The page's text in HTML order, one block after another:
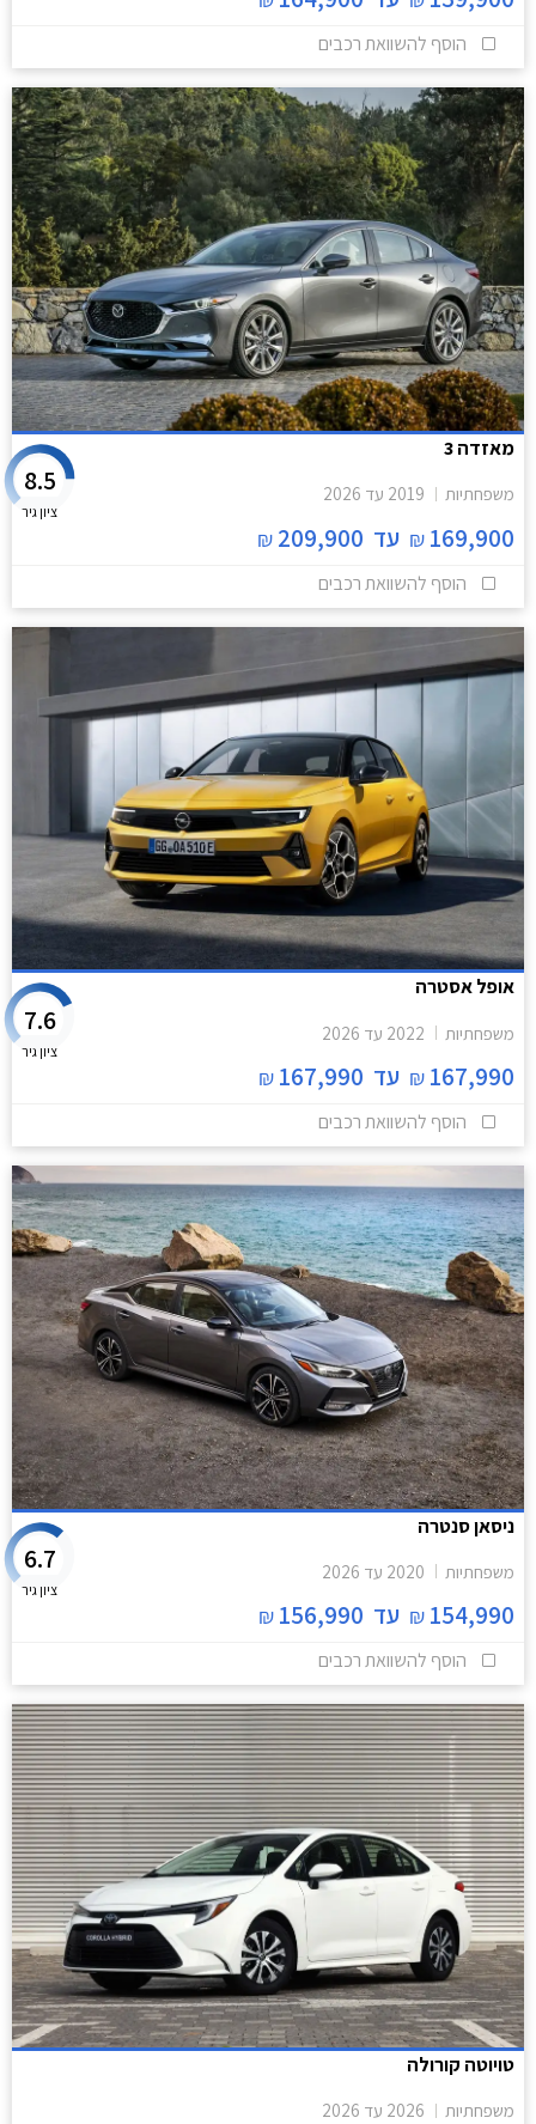
הוסף להשוואת רכבים
מאזדה 3
משפחתיות 2019 עד 2026
169,900
₪ עד 209,900
₪
8.5
ציון גיר
הוסף להשוואת רכבים
אופל אסטרה
משפחתיות 2022 עד 2026
167,990
₪ עד 167,990
₪
7.6
ציון גיר
הוסף להשוואת רכבים
ניסאן סנטרה
משפחתיות 2020 עד 2026
154,990
₪ עד 156,990
₪
6.7
ציון גיר
הוסף להשוואת רכבים
טויוטה קורולה
משפחתיות 2026 עד 2026